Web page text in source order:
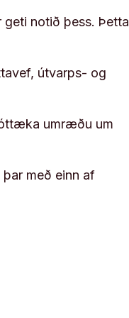
geti notið þess. Þetta
útvarps- og
umræðu um
með einn af